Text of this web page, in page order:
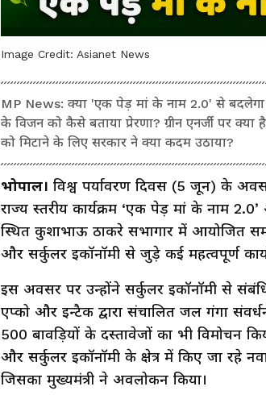
Image Credit: Asianet News
MP News: क्या 'एक पेड़ मां के नाम 2.0' से बदलेगा
के विजन को कैसे बताया प्रेरणा? ग्रीन एनर्जी पर
को मिटाने के लिए सरकार ने क्या कदम उठाया?
भोपाल। विश्व पर्यावरण दिवस (5 जून) के
राज्य स्तरीय कार्यक्रम ‘एक पेड़ मां के नाम
स्थित कुशाभाऊ ठाकरे सभागार में आयोजित
और सर्कुलर इकॉनॉमी से जुड़े कई महत्वपूर्ण
इस अवसर पर उन्होंने सर्कुलर इकॉनॉमी से
एप्को और इन्टैक द्वारा संचालित जल गंगा
500 बावड़ियों के दस्तावेजों का भी विमोचन
और सर्कुलर इकॉनॉमी के क्षेत्र में किए जा रहे
जिसका मुख्यमंत्री ने अवलोकन किया।